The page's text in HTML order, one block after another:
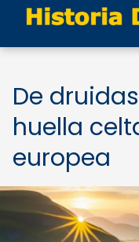
De
huella
europea